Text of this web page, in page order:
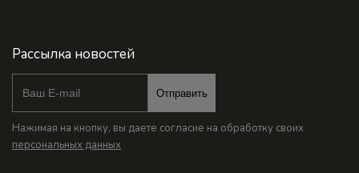
Рассылка новостей
Отправить
Нажимая на кнопку, вы даете согласие на обработку своих
персональных данных